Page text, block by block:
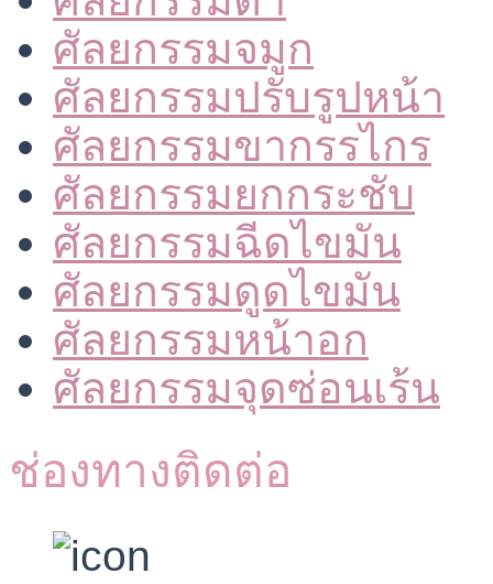
ศัลยกรรมจมูก
ศัลยกรรมปรับรูปหน้า
ศัลยกรรมขากรรไกร
ศัลยกรรมยกกระชับ
ศัลยกรรมฉีดไขมัน
ศัลยกรรมดูดไขมัน
ศัลยกรรมหน้าอก
ศัลยกรรมจุดซ่อนเร้น
ช่องทางติดต่อ